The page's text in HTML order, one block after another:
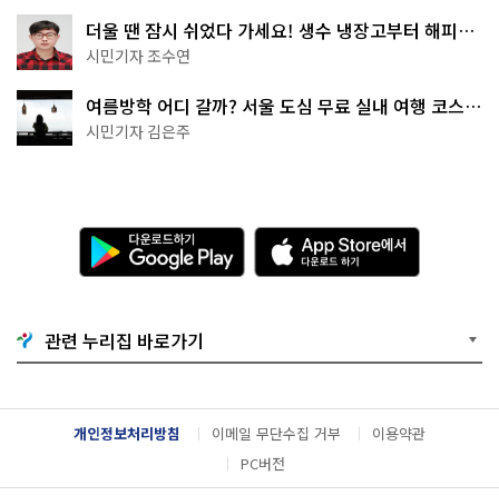
더울 땐 잠시 쉬었다 가세요! 생수 냉장고부터 해피소
·무더위쉼터까지
시민기자 조수연
여름방학 어디 갈까? 서울 도심 무료 실내 여행 코스
추천
시민기자 김은주
다
운
로
기
G
o
g
l
e
A
p
p
e
서
다
운
관련 누리집 바로가기
개인정보처리방침 이메일 무단수집 거부
이용약관
PC버전